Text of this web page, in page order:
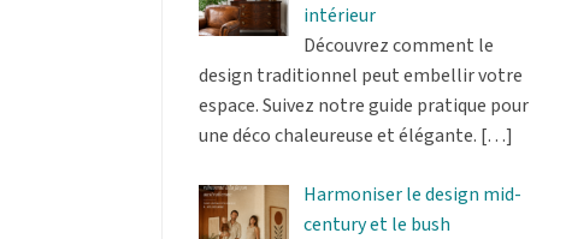
intérieur
Découvrez comment le
design traditionnel peut embellir votre
espace. Suivez notre guide pratique pour
une déco chaleureuse et élégante. […]
Harmoniser le design mid-
century et le bush